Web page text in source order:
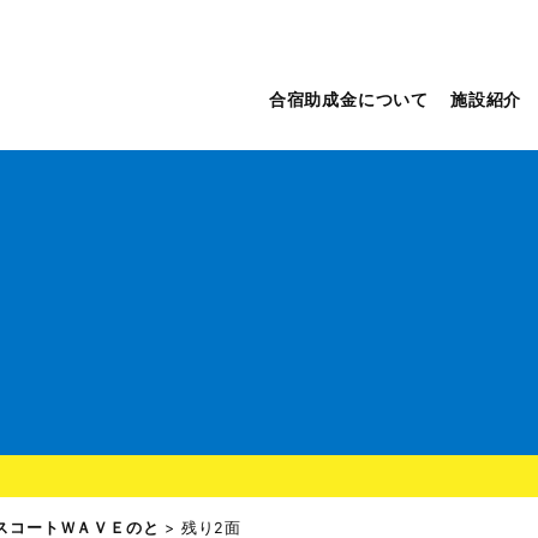
合宿助成金について 施設紹介
コートＷＡＶＥのと > 残り2面